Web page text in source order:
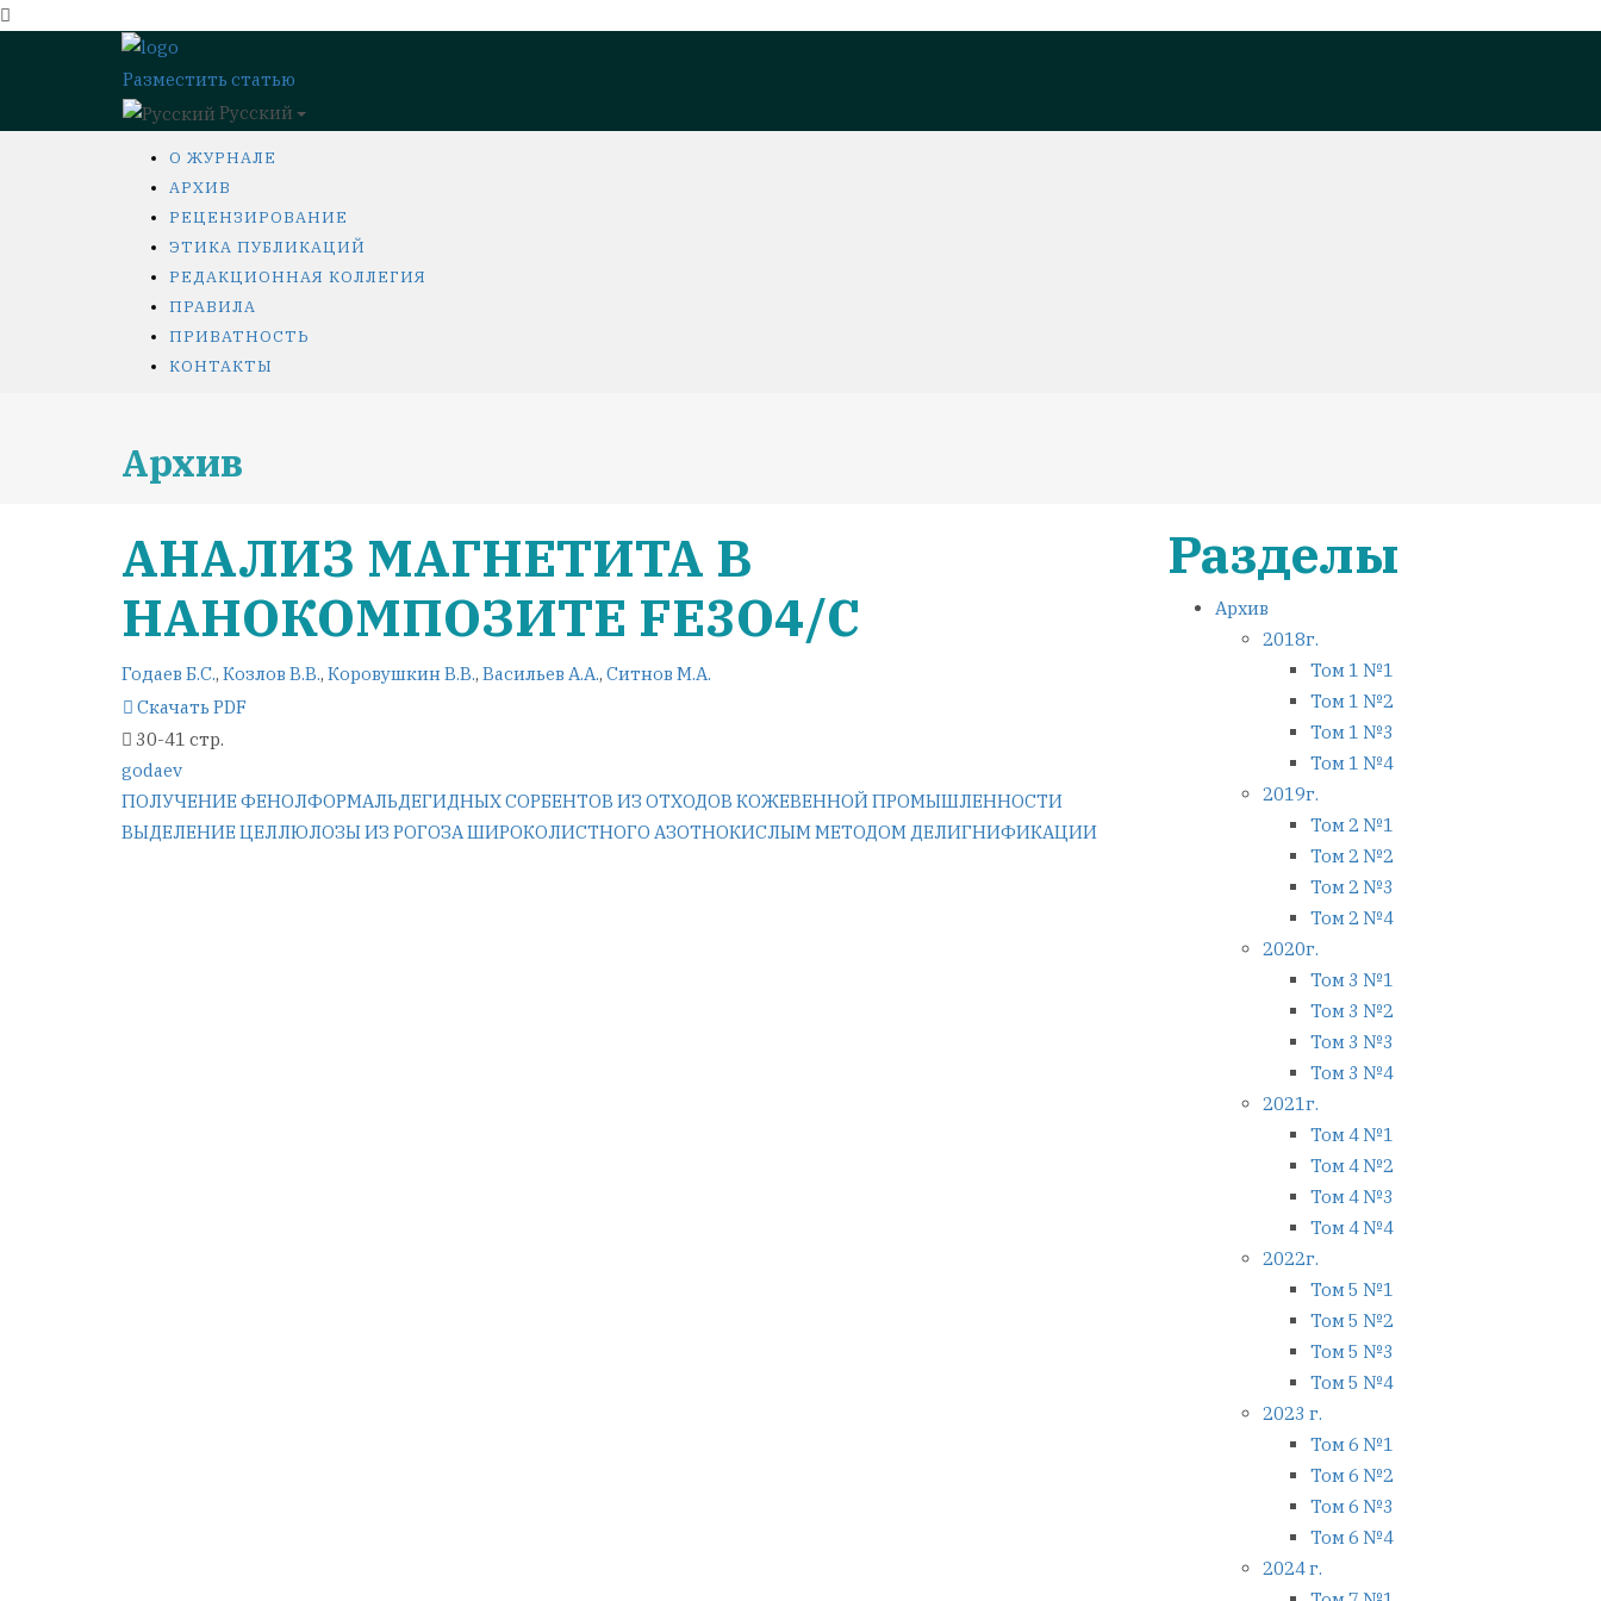
Разместить статью
Русский
О ЖУРНАЛЕ
АРХИВ
РЕЦЕНЗИРОВАНИЕ
ЭТИКА ПУБЛИКАЦИЙ
РЕДАКЦИОННАЯ КОЛЛЕГИЯ
ПРАВИЛА
ПРИВАТНОСТЬ
КОНТАКТЫ
Архив
АНАЛИЗ МАГНЕТИТА В
НАНОКОМПОЗИТЕ FE3O4/C
Годаев Б.С., Козлов В.В., Коровушкин В.В., Васильев А.А., Ситнов М.А.
Скачать PDF
30-41 стр.
godaev
Навигация
по
ПОЛУЧЕНИЕ ФЕНОЛФОРМАЛЬДЕГИДНЫХ СОРБЕНТОВ ИЗ ОТХОДОВ КОЖЕВЕННОЙ ПРОМЫШЛЕННОСТИ
ВЫДЕЛЕНИЕ ЦЕЛЛЮЛОЗЫ ИЗ РОГОЗА ШИРОКОЛИСТНОГО АЗОТНОКИСЛЫМ МЕТОДОМ ДЕЛИГНИФИКАЦИИ
Разделы
Архив
2018г.
Том 1 №1
Том 1 №2
Том 1 №3
Том 1 №4
2019г.
Том 2 №1
Том 2 №2
Том 2 №3
Том 2 №4
2020г.
Том 3 №1
Том 3 №2
Том 3 №3
Том 3 №4
2021г.
Том 4 №1
Том 4 №2
Том 4 №3
Том 4 №4
2022г.
Том 5 №1
Том 5 №2
Том 5 №3
Том 5 №4
2023 г.
Том 6 №1
Том 6 №2
Том 6 №3
Том 6 №4
2024 г.